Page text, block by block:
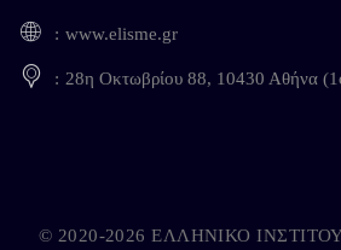
www.elisme.gr
28η Οκτωβρίου 88, 10430 Αθήνα
© 2020-2026 ΕΛΛΗΝΙΚΟ